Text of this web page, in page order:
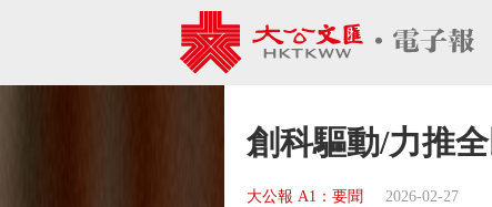
創科驅動/力推
大公報 A1：要聞 2026-02-27